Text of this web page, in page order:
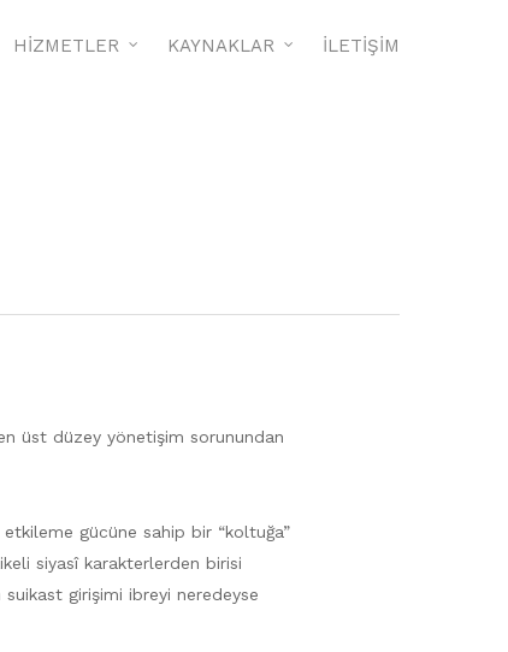
HİZMETLER KAYNAKLAR İLETİŞİM
üst düzey yönetişim sorunundan
etkileme gücüne sahip bir “koltuğa”
siyasî karakterlerden birisi
suikast girişimi ibreyi neredeyse